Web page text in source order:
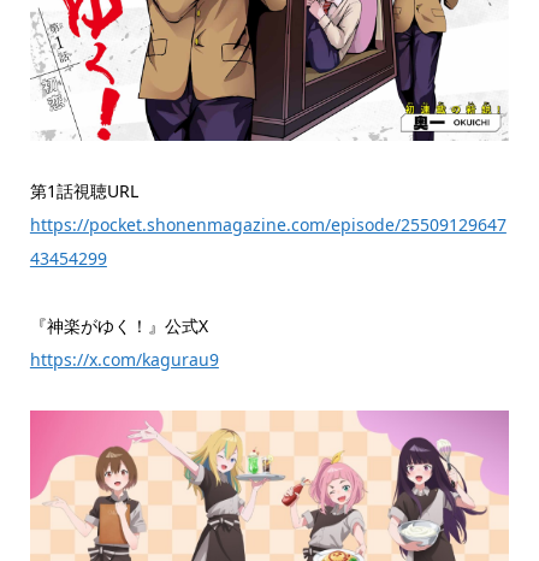
第1話視聴URL
https://pocket.shonenmagazine.com/episode/25509129647
43454299
『神楽がゆく！』公式X
https://x.com/kagurau9